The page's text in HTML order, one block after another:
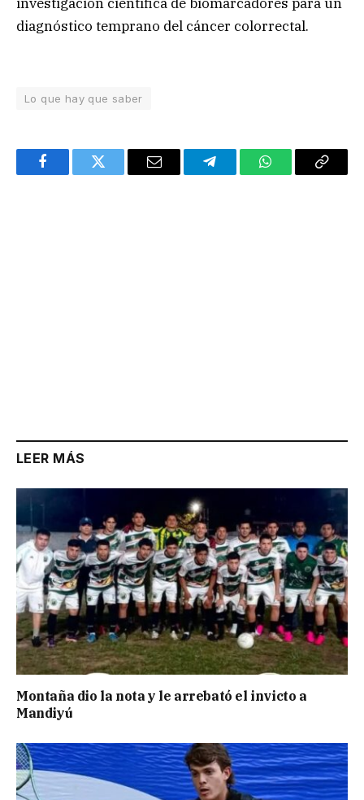
diagnóstico temprano del cáncer colorrectal.
Lo que hay que saber
FacebookTwitter Email TelegramWhatsAppCopy
LEER MÁS
Montaña dio la nota y le arrebató el invicto a
Mandiyú